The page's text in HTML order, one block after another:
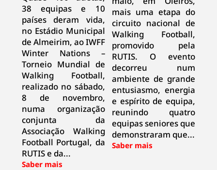
38 equipas e 10
países deram vida,
no Estádio Municipal
de Almeirim, ao IWFF
Winter Nations –
Torneio Mundial de
Walking Football,
realizado no sábado,
8 de novembro,
numa organização
conjunta da
Associação Walking
Football Portugal, da
RUTIS e da...
mais uma etapa do
circuito nacional de
Walking Football,
promovido pela
RUTIS. O evento
decorreu num
ambiente de grande
entusiasmo, energia
e espírito de equipa,
reunindo quatro
equipas seniores que
demonstraram que...